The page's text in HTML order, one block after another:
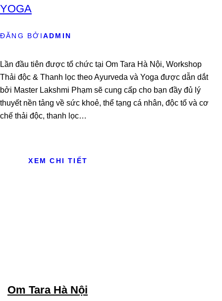
YOGA
ĐĂNG BỞIADMIN
Lần đầu tiên được tổ chức tại Om Tara Hà Nội, Workshop
Thải độc & Thanh lọc theo Ayurveda và Yoga được dẫn dắt
bởi Master Lakshmi Phạm sẽ cung cấp cho bạn đầy đủ lý
thuyết nền tảng về sức khoẻ, thể tạng cá nhân, độc tố và cơ
chế thải độc, thanh lọc…
XEM CHI TIẾT
Om Tara Hà Nội